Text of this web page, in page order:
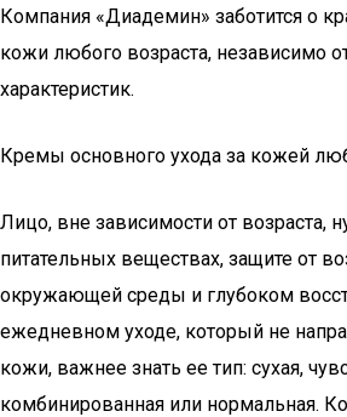
Компания «Диадемин» заботится о
кожи любого возраста, независимо
характеристик.
Кремы основного ухода за кожей
Лицо, вне зависимости от возраста,
питательных веществах, защите от
окружающей среды и глубоком
ежедневном уходе, который не
кожи, важнее знать ее тип: сухая,
комбинированная или нормальная.